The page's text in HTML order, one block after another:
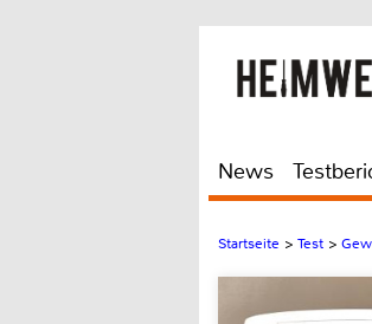
News
Startseite > Test >